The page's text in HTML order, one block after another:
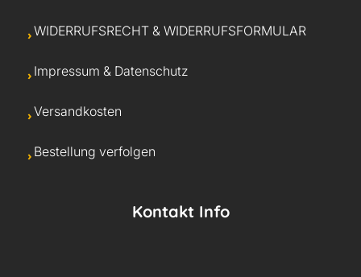
WIDERRUFSRECHT & WIDERRUFSFORMULAR
Impressum & Datenschutz
Versandkosten
Bestellung verfolgen
Kontakt Info